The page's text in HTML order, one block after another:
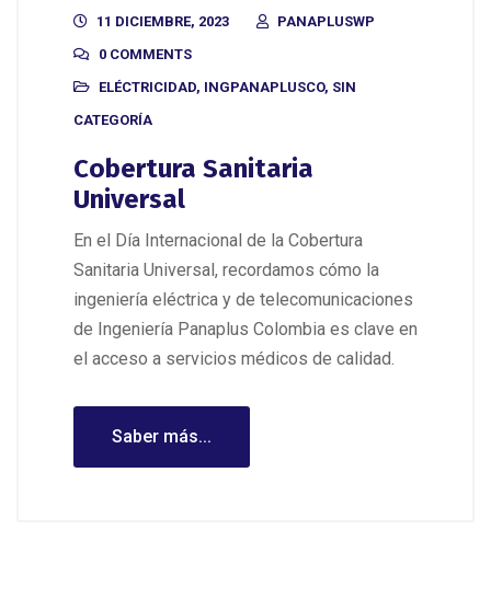
11 DICIEMBRE, 2023
PANAPLUSWP
0 COMMENTS
ELÉCTRICIDAD, INGPANAPLUSCO, SIN
CATEGORÍA
Cobertura Sanitaria
Universal
En el Día Internacional de la Cobertura
Sanitaria Universal, recordamos cómo la
ingeniería eléctrica y de telecomunicaciones
de Ingeniería Panaplus Colombia es clave en
el acceso a servicios médicos de calidad.
Saber más...